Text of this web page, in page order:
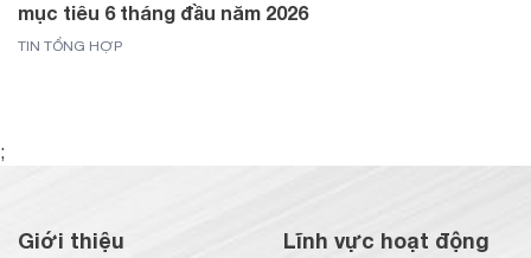
mục tiêu 6 tháng đầu năm 2026
TIN TỔNG HỢP
;
Giới thiệu Lĩnh vực hoạt động